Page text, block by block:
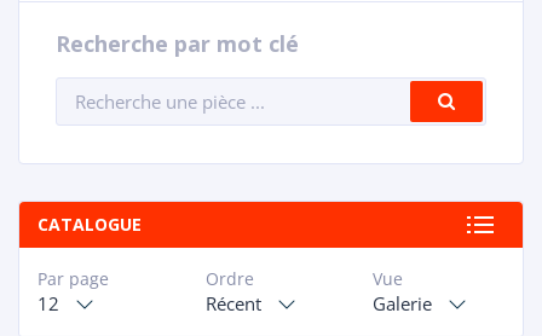
Recherche par mot clé
CATALOGUE
Vue
Galerie
Ordre
Récent
Par page
12